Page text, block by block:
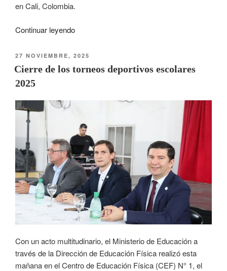
en Cali, Colombia.
Continuar leyendo
27 NOVIEMBRE, 2025
Cierre de los torneos deportivos escolares
2025
Con un acto multitudinario, el Ministerio de Educación a
través de la Dirección de Educación Física realizó esta
mañana en el Centro de Educación Física (CEF) N° 1, el